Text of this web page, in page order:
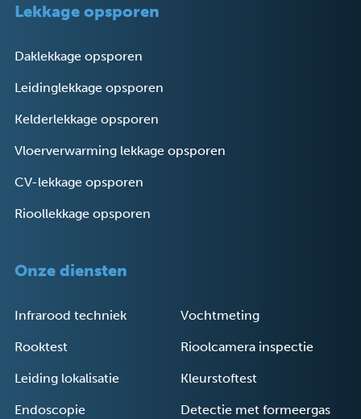
Lekkage opsporen
Daklekkage opsporen
Leidinglekkage opsporen
Kelderlekkage opsporen
Vloerverwarming lekkage opsporen
CV-lekkage opsporen
Rioollekkage opsporen
Onze diensten
Infrarood techniek Vochtmeting
Rooktest Rioolcamera inspectie
Leiding lokalisatie Kleurstoftest
Endoscopie Detectie met formeergas